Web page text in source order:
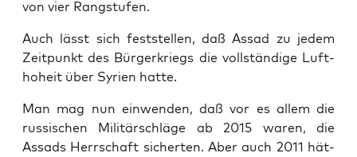
von vier Rangstufen.
Auch lässt sich fest­stel­len, daß Assad zu jedem
Zeit­punkt des Bür­ger­kriegs die voll­stän­di­ge Luft­
ho­heit über Syri­en hatte.
Man mag nun ein­wen­den, daß vor es allem die
rus­si­schen Mili­tär­schlä­ge ab 2015 waren, die
Assads Herr­schaft sicher­ten. Aber auch 2011 hät­